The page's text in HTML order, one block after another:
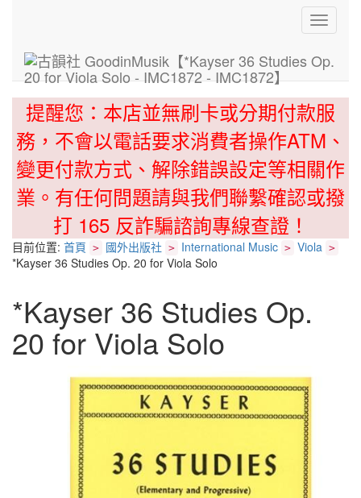
Toggle
提醒您：本店並無刷卡或分期付款服
務，不會以電話要求消費者操作ATM、
變更付款方式、解除錯誤設定等相關作
業。有任何問題請與我們聯繫確認或撥
打 165 反詐騙諮詢專線查證！
目前位置: 首頁 > 國外出版社 > International Music > Viola >
*Kayser 36 Studies Op. 20 for Viola Solo
*Kayser 36 Studies Op.
20 for Viola Solo